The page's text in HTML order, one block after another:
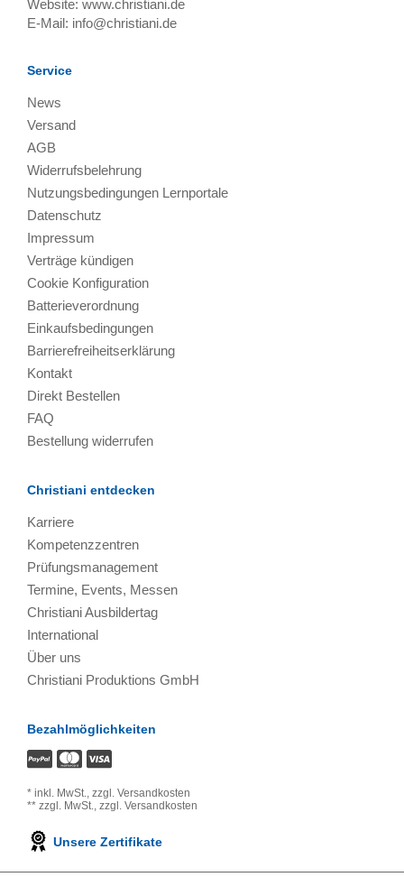
Website: www.christiani.de
E-Mail: info@christiani.de
Service
News
Versand
AGB
Widerrufsbelehrung
Nutzungsbedingungen Lernportale
Datenschutz
Impressum
Verträge kündigen
Cookie Konfiguration
Batterieverordnung
Einkaufsbedingungen
Barrierefreiheitserklärung
Kontakt
Direkt Bestellen
FAQ
Bestellung widerrufen
Christiani entdecken
Karriere
Kompetenzzentren
Prüfungsmanagement
Termine, Events, Messen
Christiani Ausbildertag
International
Über uns
Christiani Produktions GmbH
Bezahlmöglichkeiten
* inkl. MwSt., zzgl. Versandkosten
** zzgl. MwSt., zzgl. Versandkosten
Unsere Zertifikate